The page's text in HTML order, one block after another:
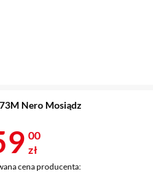
Nero Mosiądz
359 zł
00
zł
cena producenta: